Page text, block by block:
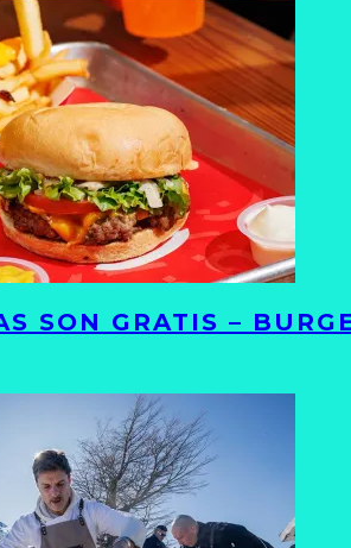
SON GRATIS –